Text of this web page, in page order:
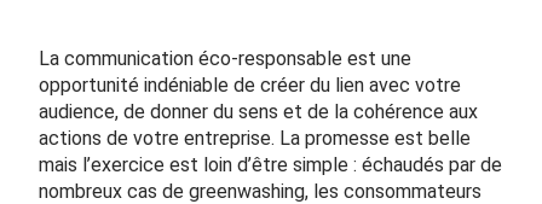
La communication éco-responsable est une
opportunité indéniable de créer du lien avec votre
audience, de donner du sens et de la cohérence aux
actions de votre entreprise. La promesse est belle
mais l’exercice est loin d’être simple : échaudés par de
nombreux cas de greenwashing, les consommateurs